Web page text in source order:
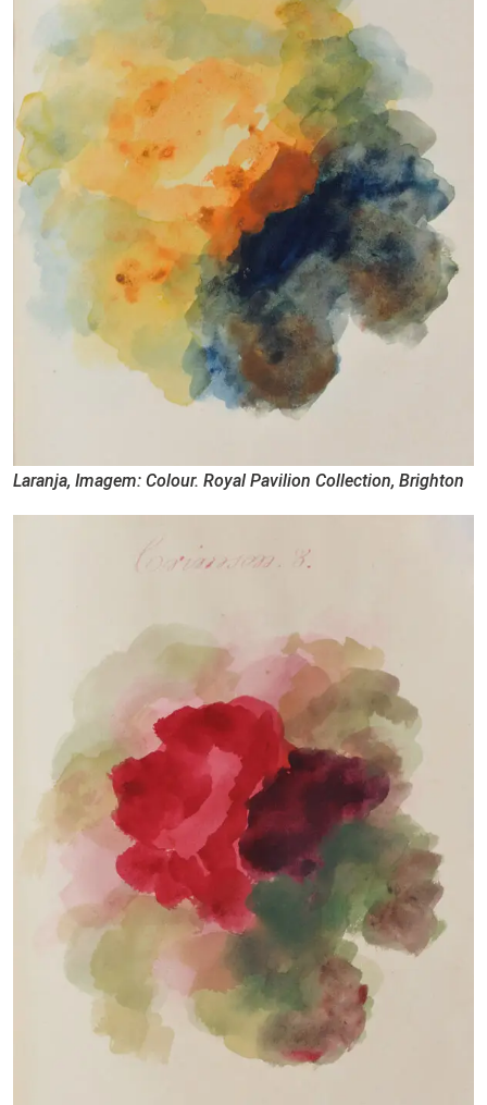
Laranja, Imagem: Colour. Royal Pavilion Collection, Brighton